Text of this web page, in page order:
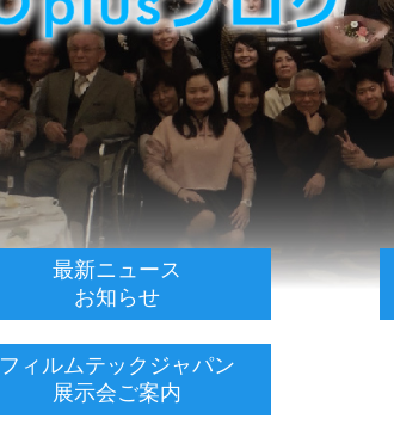
最新ニュース
お知らせ
フィルムテックジャパン
展示会ご案内